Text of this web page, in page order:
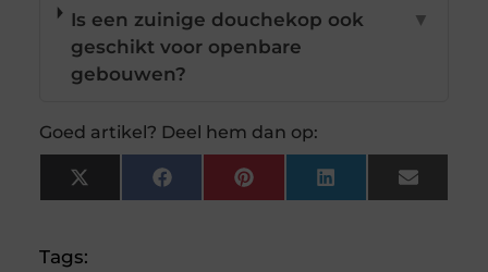
Is een zuinige douchekop ook
geschikt voor openbare
gebouwen?
▼
Goed artikel? Deel hem dan op:
X
(Twitter)
FacebookPinterestLinkedInEmail
Tags: